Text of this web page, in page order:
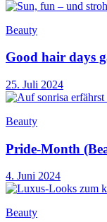
Beauty
Good hair days
25. Juli 2024
Beauty
Pride-Month
4. Juni 2024
Beauty